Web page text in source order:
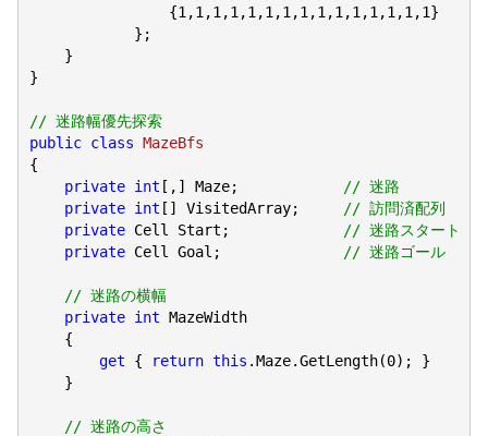
                {
1 ,1 ,1 ,1 ,1 ,1 ,1 ,1 ,1 ,1 ,1 ,1 ,1 ,1 ,1}
            };
    }
}
// 迷路幅優先探索
public class MazeBfs
{
private int [,] Maze;
// 迷路
private int [] VisitedArray;
// 訪問済配列
private Cell Start;
// 迷路スタート
private Cell Goal; // 迷路ゴール
// 迷路の横幅
private int MazeWidth
    {
get { return this .Maze.GetLength(0); }
    }
// 迷路の高さ